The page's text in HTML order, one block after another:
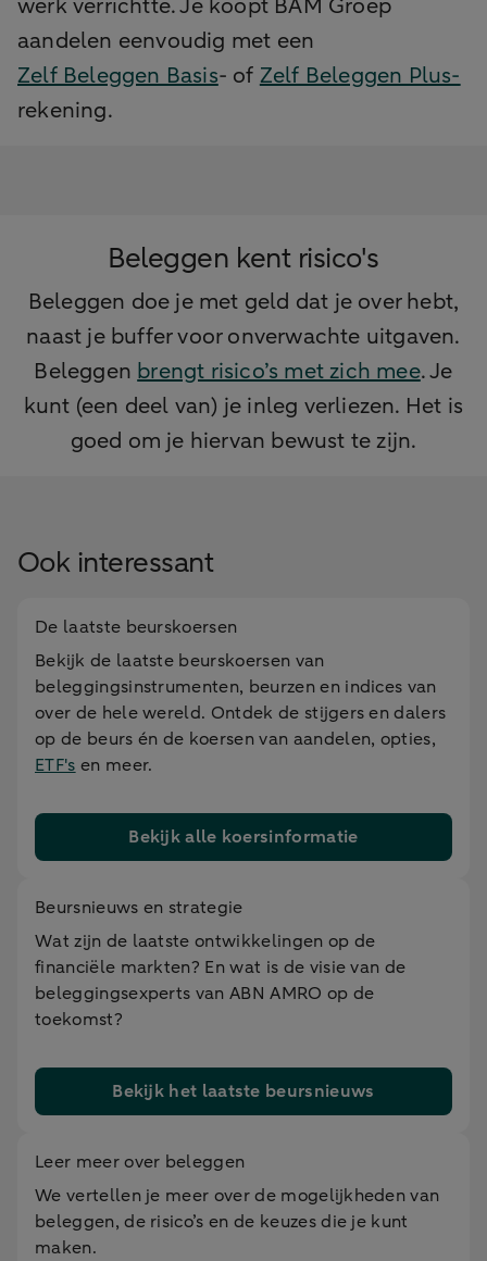
werk verrichtte. Je koopt BAM Groep
aandelen eenvoudig met een
Zelf Beleggen Basis- of Zelf Beleggen Plus-
rekening.
Beleggen kent risico's
Beleggen doe je met geld dat je over hebt,
naast je buffer voor onverwachte uitgaven.
Beleggen brengt risico’s met zich mee. Je
kunt (een deel van) je inleg verliezen. Het is
goed om je hiervan bewust te zijn.
Ook interessant
De laatste beurskoersen
Bekijk de laatste beurskoersen van
beleggingsinstrumenten, beurzen en indices van
over de hele wereld. Ontdek de stijgers en dalers
op de beurs én de koersen van aandelen, opties,
ETF's en meer.
Bekijk alle koersinformatie
Beursnieuws en strategie
Wat zijn de laatste ontwikkelingen op de
financiële markten? En wat is de visie van de
beleggingsexperts van ABN AMRO op de
toekomst?
Bekijk het laatste beursnieuws
Leer meer over beleggen
We vertellen je meer over de mogelijkheden van
beleggen, de risico’s en de keuzes die je kunt
maken.